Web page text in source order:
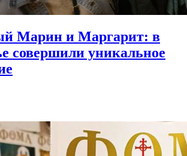
Марин и Маргарит: в
совершили уникальное